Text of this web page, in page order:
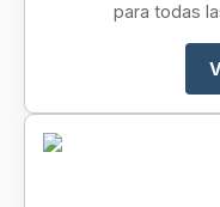
para todas